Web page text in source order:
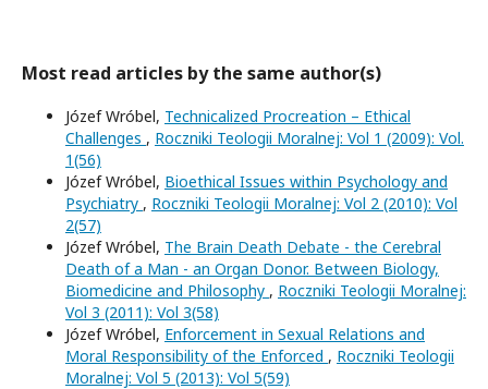
Most read articles by the same author(s)
Józef Wróbel, Technicalized Procreation – Ethical
Challenges , Roczniki Teologii Moralnej: Vol 1 (2009): Vol.
1(56)
Józef Wróbel, Bioethical Issues within Psychology and
Psychiatry , Roczniki Teologii Moralnej: Vol 2 (2010): Vol
2(57)
Józef Wróbel, The Brain Death Debate - the Cerebral
Death of a Man - an Organ Donor. Between Biology,
Biomedicine and Philosophy , Roczniki Teologii Moralnej:
Vol 3 (2011): Vol 3(58)
Józef Wróbel, Enforcement in Sexual Relations and
Moral Responsibility of the Enforced , Roczniki Teologii
Moralnej: Vol 5 (2013): Vol 5(59)